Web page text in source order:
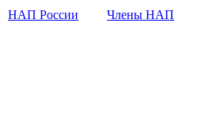
НАП России Члены НАП